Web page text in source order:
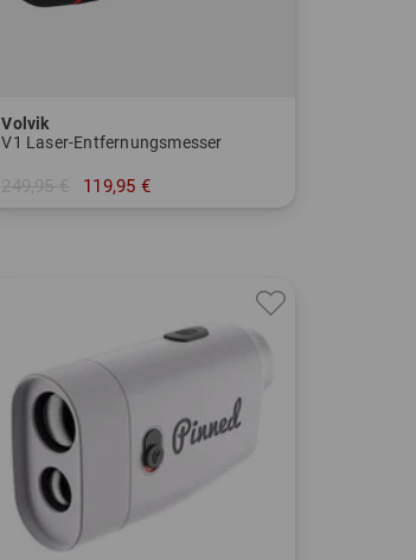
Volvik
V1 Laser-Entfernungsmesser
249,95 € 119,95 €